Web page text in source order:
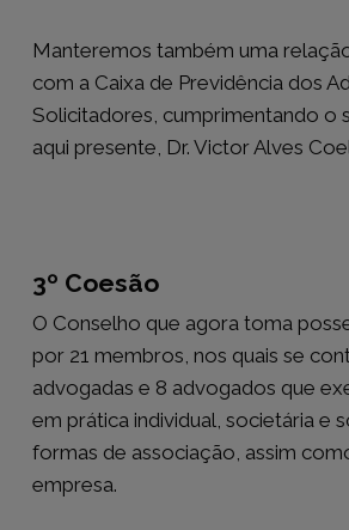
Manteremos também uma
com a Caixa de Previdência dos
Solicitadores, cumprimentando o
aqui presente, Dr. Victor Alves
3º Coesão
O Conselho que agora toma
por 21 membros, nos quais se
advogadas e 8 advogados que
em prática individual, societária e
formas de associação, assim
empresa.